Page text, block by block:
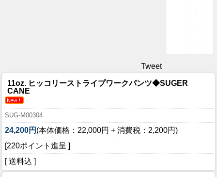
Tweet
11oz. ヒッコリーストライプワークパンツ◆SUGER
CANE
SUG-M00304
24,200円 (本体価格：22,000円 + 消費税：2,200円)
[220ポイント進呈 ]
[ 送料込 ]